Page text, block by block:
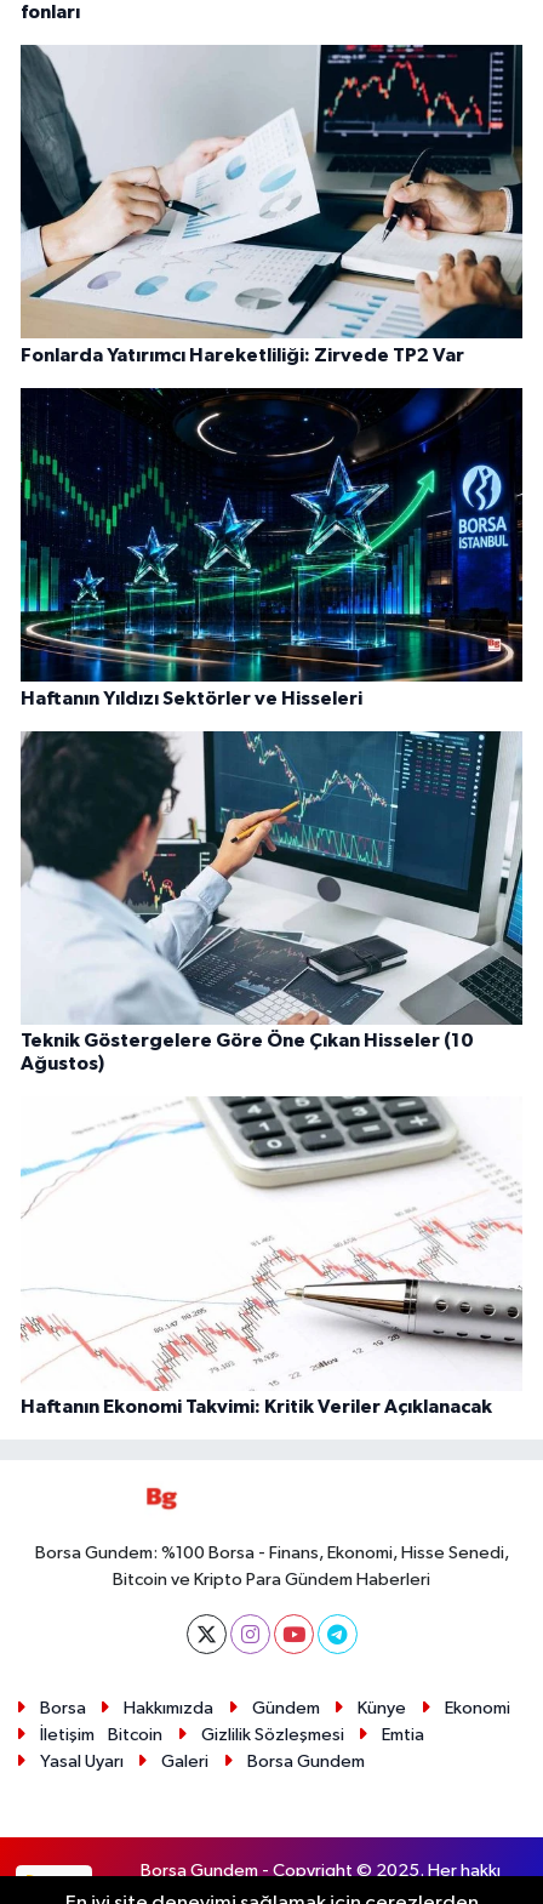
fonları
Fonlarda Yatırımcı Hareketliliği: Zirvede TP2 Var
Haftanın Yıldızı Sektörler ve Hisseleri
Teknik Göstergelere Göre Öne Çıkan Hisseler (10
Ağustos)
Haftanın Ekonomi Takvimi: Kritik Veriler Açıklanacak
Borsa Gundem: %100 Borsa - Finans, Ekonomi, Hisse Senedi,
Bitcoin ve Kripto Para Gündem Haberleri
Borsa Hakkımızda Gündem Künye
Ekonomi
İletişim
Bitcoin Gizlilik Sözleşmesi
Emtia
Yasal Uyarı
Galeri Borsa Gundem
Borsa Gundem - Copyright © 2025. Her hakkı
saklıdır.